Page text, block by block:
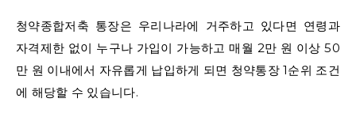
청약종합저축 통장은 우리나라에 거주하고 있다면 연령과
자격제한 없이 누구나 가입이 가능하고 매월 2만 원 이상 50
만 원 이내에서 자유롭게 납입하게 되면 청약통장 1순위 조건
에 해당할 수 있습니다.